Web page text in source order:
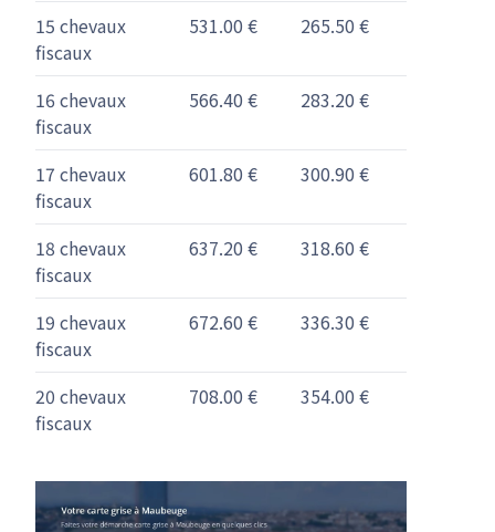
15 chevaux
fiscaux
531.00 € 265.50 €
16 chevaux
fiscaux
566.40 € 283.20 €
17 chevaux
fiscaux
601.80 € 300.90 €
18 chevaux
fiscaux
637.20 € 318.60 €
19 chevaux
fiscaux
672.60 € 336.30 €
20 chevaux
fiscaux
708.00 € 354.00 €